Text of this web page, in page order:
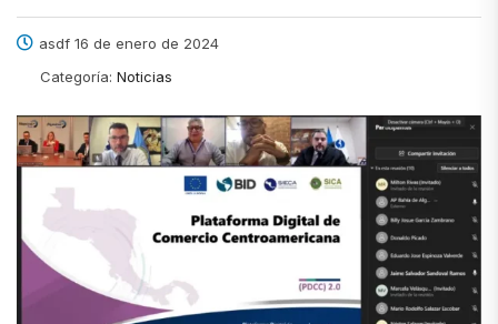
asdf 16 de enero de 2024
Categoría: Noticias